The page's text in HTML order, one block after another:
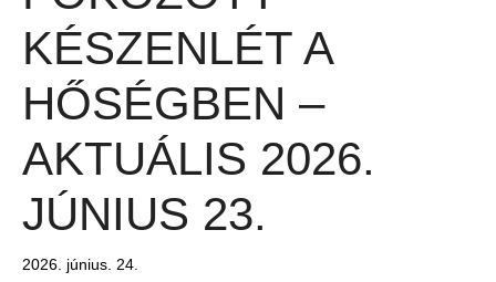
KÉSZENLÉT A
HŐSÉGBEN –
AKTUÁLIS 2026.
JÚNIUS 23.
2026. június. 24.